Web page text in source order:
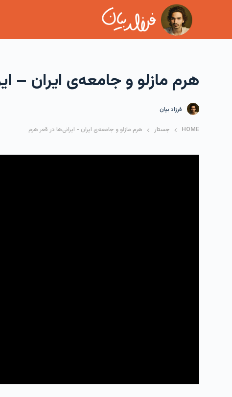
هرم مازلو و جامعه‌ی ایران –
فرزاد بیان
HOME جستار هرم مازلو و جامعه‌ی ایران - ایرانی‌ها در قعر هرم